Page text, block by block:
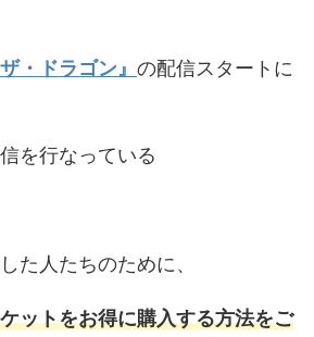
・ドラゴン』 の配信スタートに
を行なっている
た人たちのために、
ットをお得に購入する方法をご